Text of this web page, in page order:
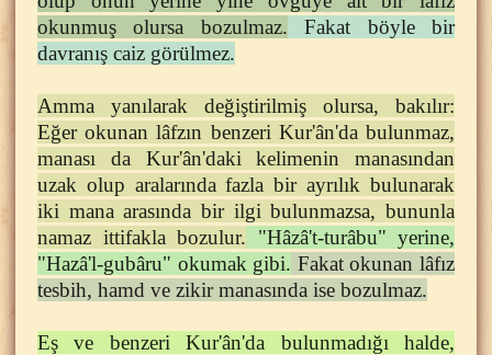
okunmuş olursa bozulmaz. Fakat böyle bir
davranış caiz görülmez.
Amma yanılarak değiştirilmiş olursa, bakılır:
Eğer okunan lâfzın benzeri Kur'ân'da bulunmaz,
manası da Kur'ân'daki kelimenin manasından
uzak olup aralarında fazla bir ayrılık bulunarak
iki mana arasında bir ilgi bulunmazsa, bununla
namaz ittifakla bozulur. "Hâzâ't-turâbu" yerine,
"Hazâ'l-gubâru" okumak gibi. Fakat okunan lâfız
tesbih, hamd ve zikir manasında ise bozulmaz.
Eş ve benzeri Kur'ân'da bulunmadığı halde,